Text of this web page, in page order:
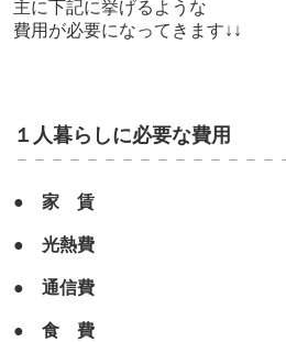
主に下記に挙げるような
費用が必要になってきます↓↓
１人暮らしに必要な費用
－－－－－－－－－－－－－－－
● 家 賃
● 光熱費
● 通信費
● 食 費